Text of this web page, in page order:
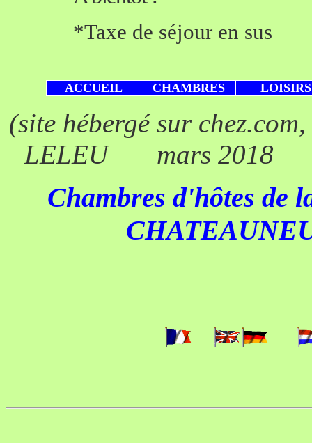
*Taxe de séjour en sus
ACCUEIL CHAMBRES LOISIRS
(site hébergé sur
LELEU mars 2018
Chambres d'hôtes de